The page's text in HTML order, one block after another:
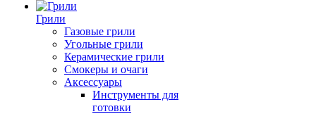
Грили
Газовые грили
Угольные грили
Керамические грили
Смокеры и очаги
Аксессуары
Инструменты для
готовки